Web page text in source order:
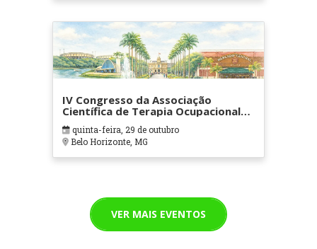
IV Congresso da Associação
Científica de Terapia Ocupacional
em Contextos Hospitalares e
Cuidados Paliativos - ATOHOSP
quinta-feira, 29 de outubro
Belo Horizonte, MG
VER MAIS EVENTOS